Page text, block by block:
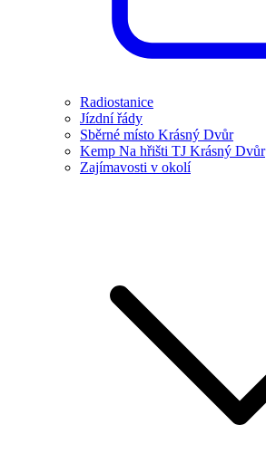
Radiostanice
Jízdní řády
Sběrné místo Krásný Dvůr
Kemp Na hřišti TJ Krásný Dvůr
Zajímavosti v okolí